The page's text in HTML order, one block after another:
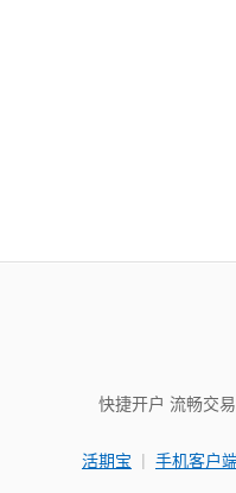
快捷开户 流畅交易
活期宝 | 手机客户